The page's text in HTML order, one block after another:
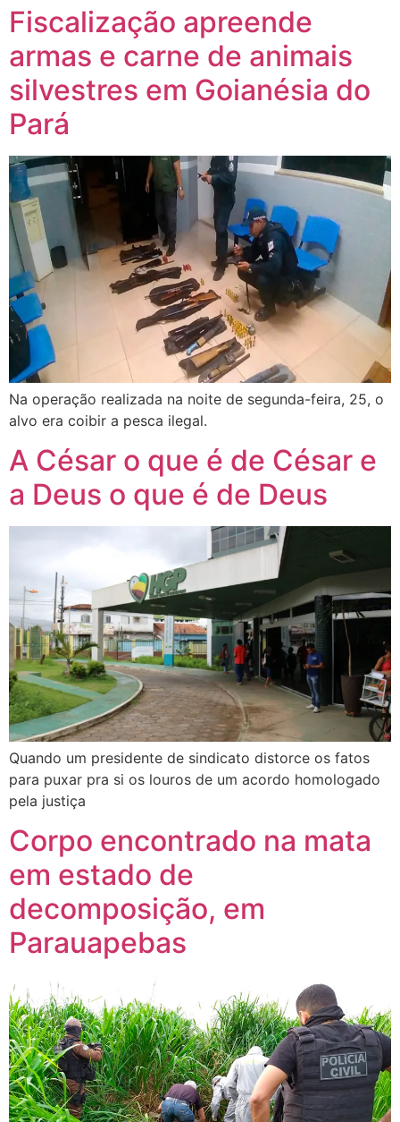
Fiscalização apreende
armas e carne de animais
silvestres em Goianésia do
Pará
Na operação realizada na noite de segunda-feira, 25, o
alvo era coibir a pesca ilegal.
A César o que é de César e
a Deus o que é de Deus
Quando um presidente de sindicato distorce os fatos
para puxar pra si os louros de um acordo homologado
pela justiça
Corpo encontrado na mata
em estado de
decomposição, em
Parauapebas